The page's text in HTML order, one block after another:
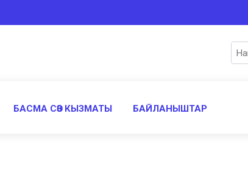
БАСМА СӨЗ КЫЗМАТЫ БАЙЛАНЫШТАР